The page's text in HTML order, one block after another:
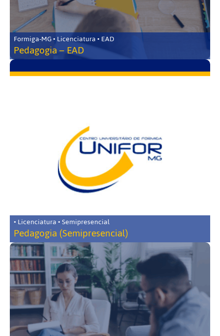
Formiga-MG • Licenciatura • EAD
Pedagogia – EAD
• Licenciatura • Semipresencial
Pedagogia (Semipresencial)